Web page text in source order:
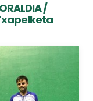
/